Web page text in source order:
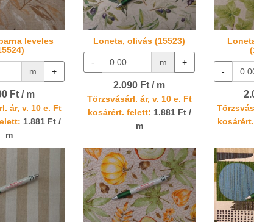
leveles
m +
Ft / m
ár, v. 10 e. Ft
1.881 Ft /
m
Loneta, olivás (15523)
- m +
2.090 Ft / m
Törzsvásárl. ár, v. 10 e. Ft
kosárért. felett: 1.881 Ft /
m
-